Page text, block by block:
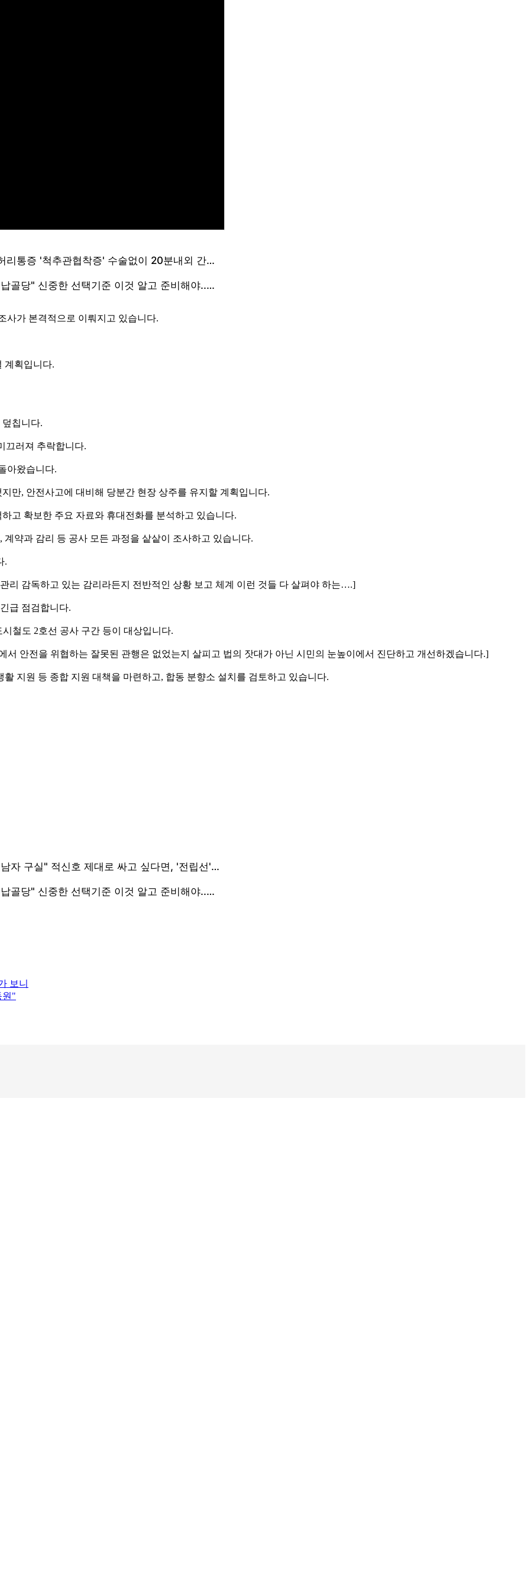
사가 본격적으로 이뤄지고 있습니다.
계획입니다.
칩니다.
끄러져 추락합니다.
아왔습니다.
만, 안전사고에 대비해 당분간 현장 상주를 유지할 계획입니다.
고 확보한 주요 자료와 휴대전화를 분석하고 있습니다.
약과 감리 등 공사 모든 과정을 샅샅이 조사하고 있습니다.
.
리 감독하고 있는 감리라든지 전반적인 상황 보고 체계 이런 것들 다 살펴야 하는….]
급 점검합니다.
철도 2호선 공사 구간 등이 대상입니다.
서 안전을 위협하는 잘못된 관행은 없었는지 살피고 법의 잣대가 아닌 시민의 눈높이에서 진단하고 개선하겠습니다.]
지원 등 종합 지원 대책을 마련하고, 합동 분향소 설치를 검토하고 있습니다.
보니
원"